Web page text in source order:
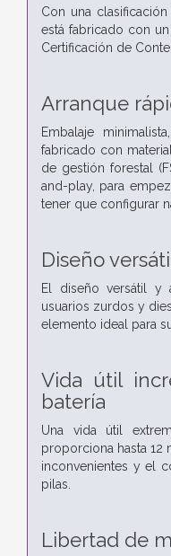
Con una
está fabricado con
Certificación de
Arranque
Embalaje
fabricado con
de gestión forestal
and-play, para
tener que configurar
Diseño
El diseño versátil y
usuarios zurdos y
elemento ideal para
Vida útil
batería
Una vida útil
proporciona hasta 12
inconvenientes y el
pilas.
Libertad de